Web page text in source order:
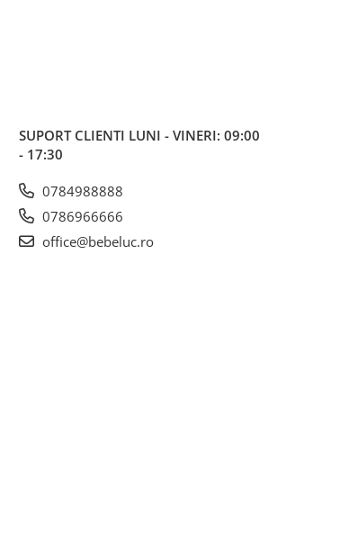
SUPORT CLIENTI LUNI - VINERI: 09:00
- 17:30
0784988888
0786966666
office@bebeluc.ro